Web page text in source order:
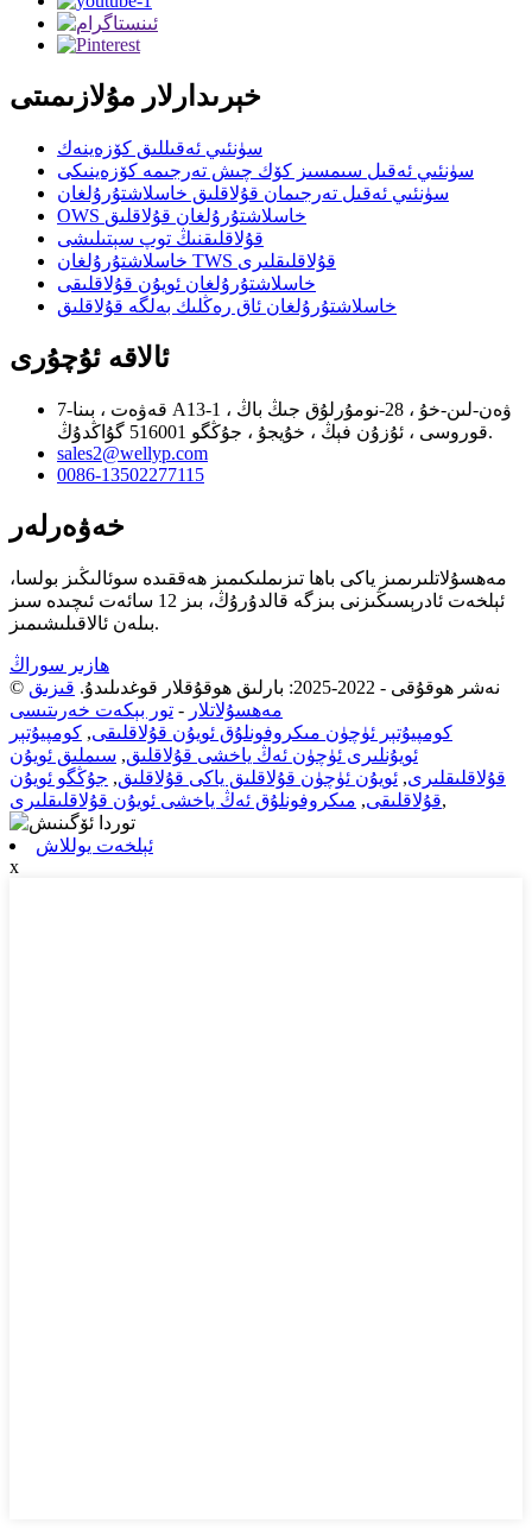
خېرىدارلار مۇلازىمىتى
سۈنئىي ئەقىللىق كۆزەينەك
سۈنئىي ئەقىل سىمسىز كۆك چىش تەرجىمە كۆزەينىكى
سۈنئىي ئەقىل تەرجىمان قۇلاقلىق خاسلاشتۇرۇلغان
OWS خاسلاشتۇرۇلغان قۇلاقلىق
قۇلاقلىقنىڭ توپ سېتىلىشى
خاسلاشتۇرۇلغان TWS قۇلاقلىقلىرى
خاسلاشتۇرۇلغان ئويۇن قۇلاقلىقى
خاسلاشتۇرۇلغان ئاق رەڭلىك بەلگە قۇلاقلىق
ئالاقە ئۇچۇرى
7-قەۋەت ، بىنا A13-1 ، ۋەن-لىن-خۇ ، 28-نومۇرلۇق جىڭ باڭ
قوروسى ، ئۇزۇن فېڭ ، خۇيجۇ ، جۇڭگو 516001 گۇاڭدۇڭ.
sales2@wellyp.com
0086-13502277115
خەۋەرلەر
مەھسۇلاتلىرىمىز ياكى باھا تىزىملىكىمىز ھەققىدە سوئالىڭىز بولسا،
ئېلخەت ئادرېسىڭىزنى بىزگە قالدۇرۇڭ، بىز 12 سائەت ئىچىدە سىز
بىلەن ئالاقىلىشىمىز.
ھازىر سوراڭ
© نەشر ھوقۇقى - 2022-2025: بارلىق ھوقۇقلار قوغدىلىدۇ.
قىزىق
مەھسۇلاتلار - تور بېكەت خەرىتىسى
كومپيۇتېر ئۈچۈن مىكروفونلۇق ئويۇن قۇلاقلىقى, كومپيۇتېر
ئويۇنلىرى ئۈچۈن ئەڭ ياخشى قۇلاقلىق, سىملىق ئويۇن
قۇلاقلىقلىرى, ئويۇن ئۈچۈن قۇلاقلىق ياكى قۇلاقلىق, جۇڭگو ئويۇن
قۇلاقلىقى, مىكروفونلۇق ئەڭ ياخشى ئويۇن قۇلاقلىقلىرى ,
ئېلخەت يوللاش
x